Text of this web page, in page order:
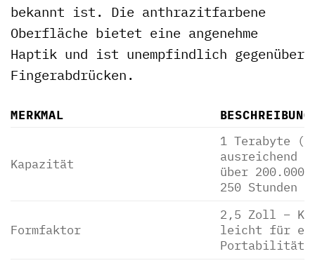
bekannt ist. Die anthrazitfarbene
Oberfläche bietet eine angenehme
Haptik und ist unempfindlich gegenüber
Fingerabdrücken.
MERKMAL BESCHREIBUNG
Kapazität
1 Terabyte
ausreichend
über 200.000
250 Stunden
Formfaktor
2,5 Zoll –
leicht für
Portabilität.